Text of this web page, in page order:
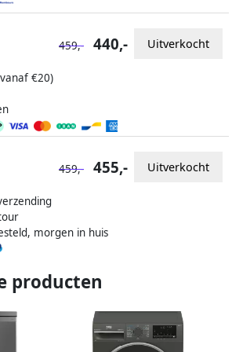
€20)
459,- 440,- Uitverkocht
morgen in huis
459,- 455,- Uitverkocht
producten